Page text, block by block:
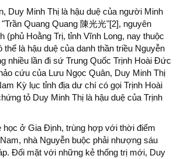
Duy Minh Thị là hậu duệ của người Minh
Quang Quang 陳光光"[2], nguyên
(phủ Hoằng Trị, tỉnh Vĩnh Long, nay thuộc
thể là hậu duệ của danh thần triều Nguyễn
nhiều lần đi sứ Trung Quốc Trịnh Hoài Đức
cứu của Lưu Ngọc Quân, Duy Minh Thị
Kỳ lục tỉnh địa dư chí có gọi Trịnh Hoài
tỏ Duy Minh Thị là hậu duệ của Trịnh
học ở Gia Định, trùng hợp với thời điểm
nhà Nguyễn buộc phải nhượng sáu
Đối mặt với những kẻ thống trị mới, Duy